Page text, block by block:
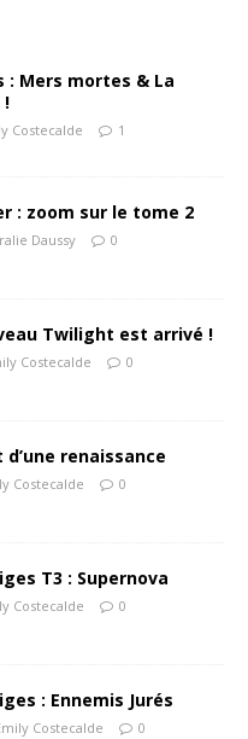
: Mers mortes & La
!
Costecalde 1
: zoom sur le tome 2
Daussy 0
Twilight est arrivé !
Costecalde 0
renaissance
Costecalde 0
T3 : Supernova
Costecalde 0
: Ennemis Jurés
Costecalde 0